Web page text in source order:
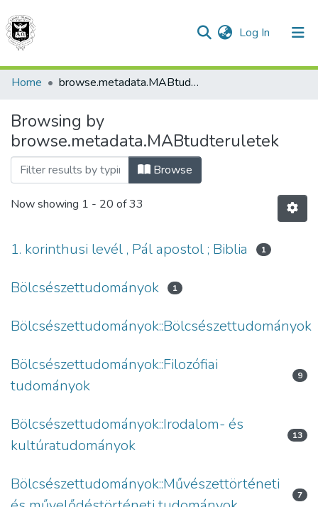
Log In (current)
Communities & Collections
All of DSpace
Home browse.metadata.MABtudteruletek.breadcrumbs
Browsing by
browse.metadata.MABtudteruletek
Browse
Now showing 1 - 20 of 33
1. korinthusi levél , Pál apostol ; Biblia 1
Bölcsészettudományok 1
Bölcsészettudományok::Bölcsészettudományok
Bölcsészettudományok::Filozófiai
tudományok
9
Bölcsészettudományok::Irodalom- és
kultúratudományok
13
Bölcsészettudományok::Művészettörténeti
7